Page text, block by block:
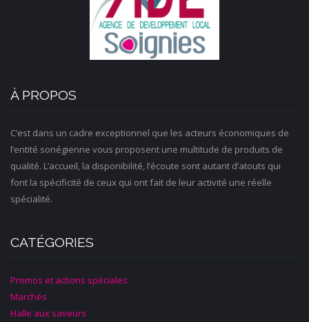
À PROPOS
C’est dans un cadre exceptionnel que les acteurs économiques de
l’entité sonégienne vous proposent une multitude de produits de
qualité. L’accueil, la disponibilité, l’écoute sont autant d’atouts qui
font la spécificité de ceux qui ont fait de leur activité une réelle
spécialité.
CATÉGORIES
Promos et actions spéciales
Marchés
Halle aux saveurs